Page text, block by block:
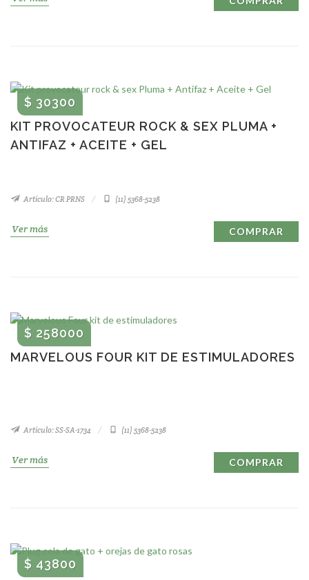
KIT PROVOCATEUR ROCK & SEX PLUMA +
ANTIFAZ + ACEITE + GEL
$ 30300
Artículo: CR PRNS (11) 5368-5238
Ver más COMPRAR
MARVELOUS FOUR KIT DE ESTIMULADORES
$ 258000
Artículo: SS-SA-1734 (11) 5368-5238
Ver más COMPRAR
$ 43800